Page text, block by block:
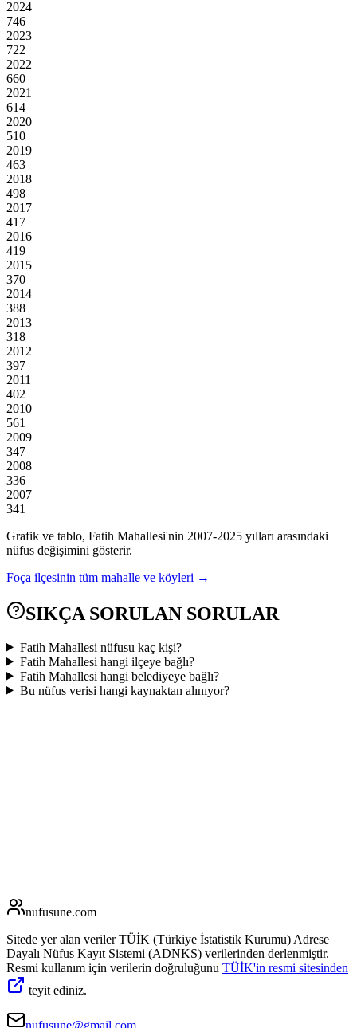
2024
746
2023
722
2022
660
2021
614
2020
510
2019
463
2018
498
2017
417
2016
419
2015
370
2014
388
2013
318
2012
397
2011
402
2010
561
2009
347
2008
336
2007
341
Grafik ve tablo, Fatih Mahallesi'nin 2007-2025 yılları arasındaki
nüfus değişimini gösterir.
Foça ilçesinin tüm mahalle ve köyleri →
SIKÇA SORULAN SORULAR
Fatih Mahallesi nüfusu kaç kişi?
Fatih Mahallesi hangi ilçeye bağlı?
Fatih Mahallesi hangi belediyeye bağlı?
Bu nüfus verisi hangi kaynaktan alınıyor?
nufusune.com
Sitede yer alan veriler TÜİK (Türkiye İstatistik Kurumu) Adrese
Dayalı Nüfus Kayıt Sistemi (ADNKS) verilerinden derlenmiştir.
Resmi kullanım için verilerin doğruluğunu TÜİK'in resmi sitesinden
teyit ediniz.
nufusune@gmail.com